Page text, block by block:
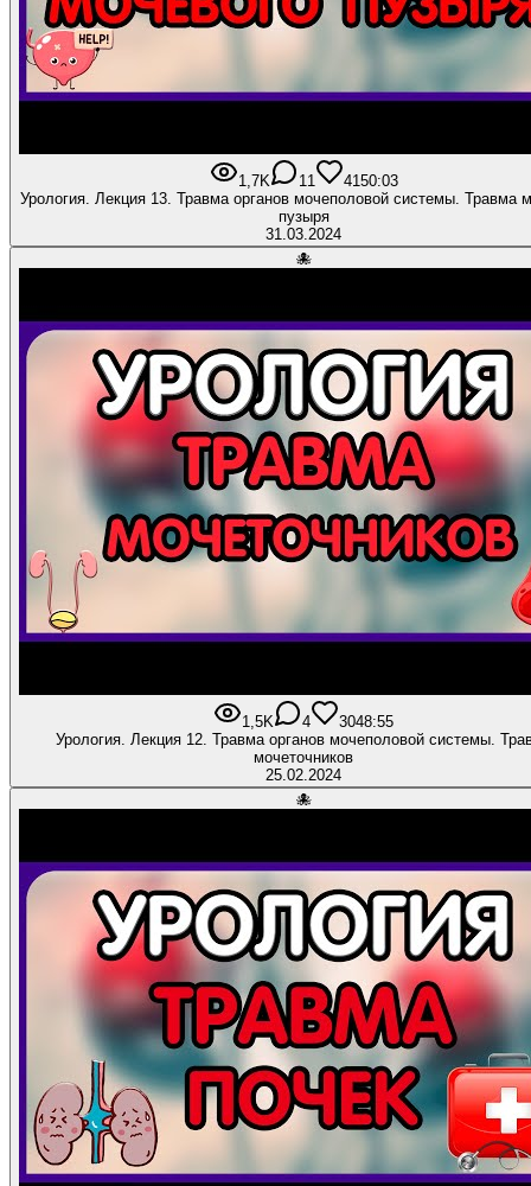
1,7K 11 4150:03
Урология. Лекция 13. Травма органов мочеполовой системы. Травма мочевого
пузыря
31.03.2024
🐙
1,5K 4 3048:55
Урология. Лекция 12. Травма органов мочеполовой системы. Травма
мочеточников
25.02.2024
🐙